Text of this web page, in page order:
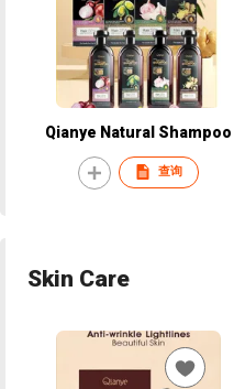
Qianye Natural Shampoo
查询
Skin Care